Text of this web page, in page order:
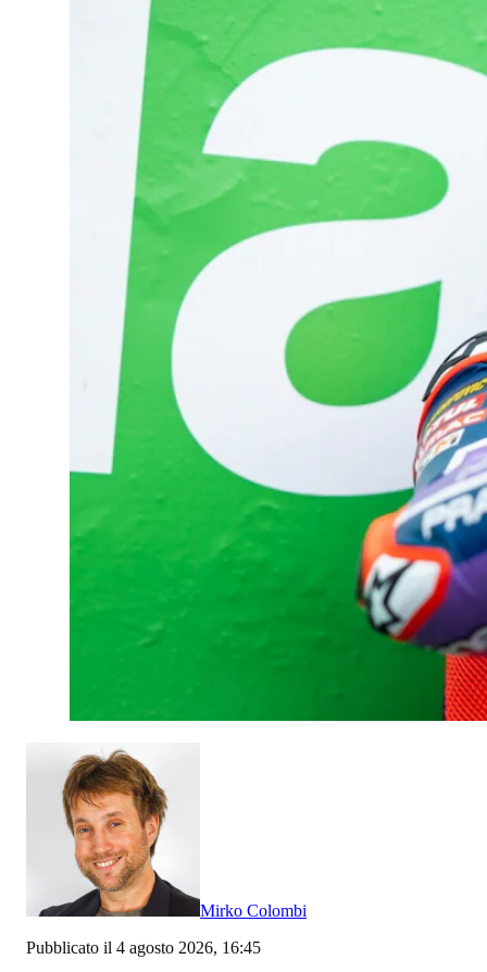
Mirko Colombi
Pubblicato il 4 agosto 2026, 16:45